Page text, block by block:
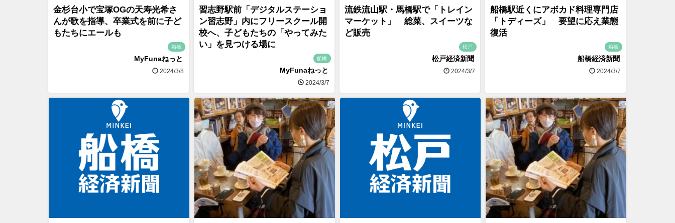
金杉台小で宝塚OGの天寿光希さ
んが歌を指導、卒業式を前に子ど
もたちにエールも
船橋
MyFunaねっと
2024/3/8
習志野駅前「デジタルステーショ
ン習志野」内にフリースクール開
校へ、子どもたちの「やってみた
い」を見つける場に
船橋
MyFunaねっと
2024/3/7
流鉄流山駅・馬橋駅で「トレイン
マーケット」 総菜、スイーツな
ど販売
松戸
松戸経済新聞
2024/3/7
船橋駅近くにアボカド料理専門店
「トディーズ」 要望に応え業態
復活
船橋
船橋経済新聞
2024/3/7